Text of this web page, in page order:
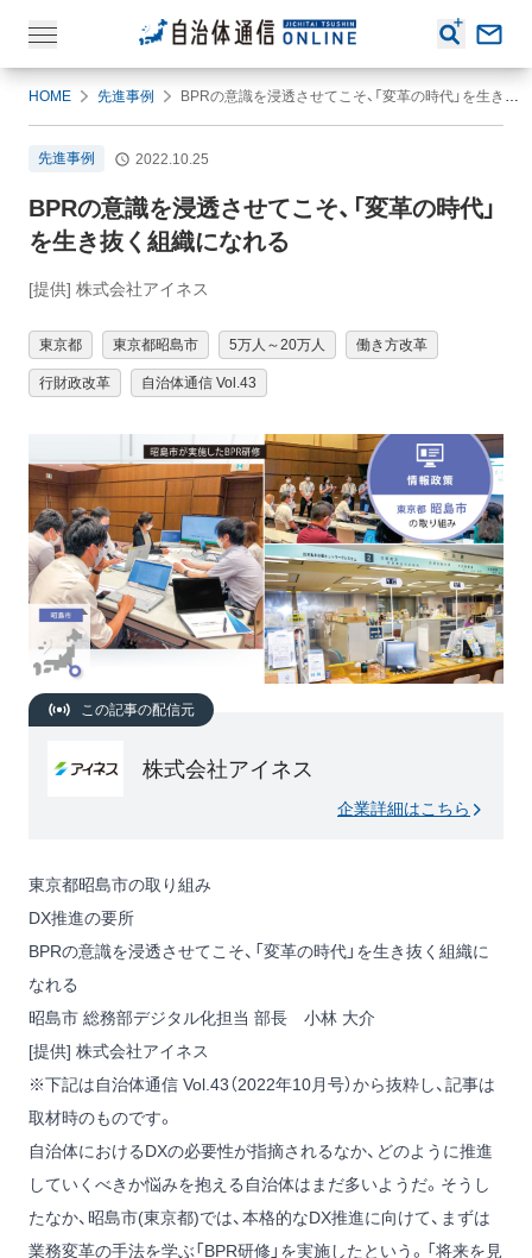
HOME 先進事例 BPRの意識を浸透させてこそ、「変革の時代」を生き抜く組織になれる
先進事例 2022.10.25
BPRの意識を浸透させてこそ、「変革の時代」
を生き抜く組織になれる
[提供] 株式会社アイネス
東京都 東京都昭島市 5万人～20万人 働き方改革
行財政改革 自治体通信 Vol.43
この記事の配信元
株式会社アイネス
企業詳細はこちら
東京都昭島市の取り組み
DX推進の要所
BPRの意識を浸透させてこそ、「変革の時代」を生き抜く組織に
なれる
昭島市 総務部デジタル化担当 部長 小林 大介
[提供] 株式会社アイネス
※下記は自治体通信 Vol.43（2022年10月号）から抜粋し、記事は
取材時のものです。
自治体におけるDXの必要性が指摘されるなか、どのように推進
していくべきか悩みを抱える自治体はまだ多いようだ。そうし
たなか、昭島市(東京都)では、本格的なDX推進に向けて、まずは
業務変革の手法を学ぶ「BPR研修」を実施したという。「将来を見